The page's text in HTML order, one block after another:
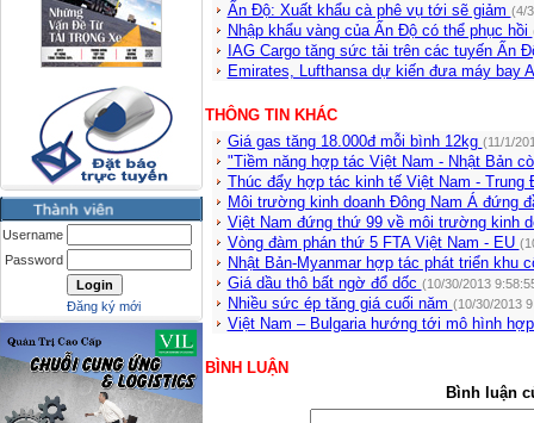
Username
Password
Đăng ký mới
Ấn Độ: Xuất khẩu cà phê vụ tới sẽ giảm (4/
Nhập khẩu vàng của Ấn Độ có thể phục hồi
IAG Cargo tăng sức tải trên các tuyến Ấn
Emirates, Lufthansa dự kiến đưa máy bay
THÔNG TIN KHÁC
Giá gas tăng 18.000đ mỗi bình 12kg (11/1/
"Tiềm năng hợp tác Việt Nam - Nhật Bản
Thúc đẩy hợp tác kinh tế Việt Nam - Trung
Môi trường kinh doanh Đông Nam Á đứng
Việt Nam đứng thứ 99 về môi trường kinh
Vòng đàm phán thứ 5 FTA Việt Nam - EU
Nhật Bản-Myanmar hợp tác phát triển khu
Giá dầu thô bất ngờ đổ dốc (10/30/2013
Nhiều sức ép tăng giá cuối năm (10/30/2013
Việt Nam – Bulgaria hướng tới mô hình
BÌNH LUẬN
Bình luận